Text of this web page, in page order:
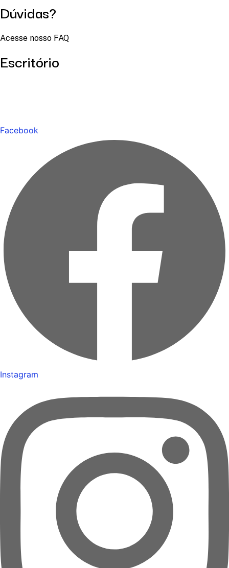
Dúvidas?
Acesse nosso FAQ
Escritório
Facebook
Instagram